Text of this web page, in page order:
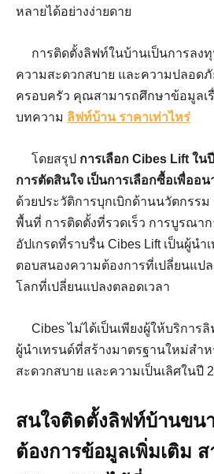
หลายได้อย่างง่ายดาย
การติดตั้งลิฟท์ในบ้านเป็นการลง
ความสะดวกสบาย และความปลอด
ครอบครัว คุณสามารถศึกษาข้อมูลเ
บทความ ลิฟท์บ้าน ราคาเท่าไหร่
โดยสรุป การเลือก Cibes Lift ในปี
การตัดสินใจ เป็นการเลือกซื้อเพื่ออ
ด้วยประวัติการบุกเบิกด้านนวัตกรร
พื้นที่ การติดตั้งที่รวดเร็ว การบูรณา
อัปเกรดที่ราบรื่น Cibes Lift เป็นผู้น
ตอบสนองความต้องการที่เปลี่ยนแป
โลกที่เปลี่ยนแปลงตลอดเวลา
Cibes ไม่ได้เป็นเพียงผู้ให้บริการ
ผู้นำเทรนด์ที่สร้างมาตรฐานใหม่สำห
สะดวกสบาย และความเป็นเลิศในปี
สนใจติดตั้งลิฟท์บ้านขน
ต้องการข้อมูลเพิ่มเติม